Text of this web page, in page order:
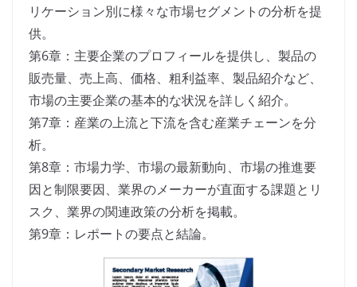
リケーション別に様々な市場セグメントの分析を提
供。
第6章：主要企業のプロフィールを提供し、製品の
販売量、売上高、価格、粗利益率、製品紹介など、
市場の主要企業の基本的な状況を詳しく紹介。
第7章：産業の上流と下流を含む産業チェーンを分
析。
第8章：市場力学、市場の最新動向、市場の推進要
因と制限要因、業界のメーカーが直面する課題とリ
スク、業界の関連政策の分析を掲載。
第9章：レポートの要点と結論。